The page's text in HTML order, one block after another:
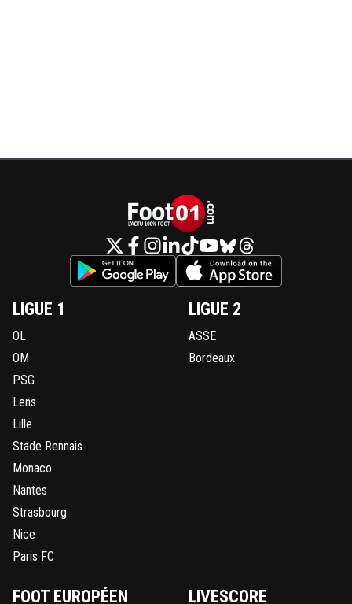
LIGUE 1
OL
OM
PSG
Lens
Lille
Stade Rennais
Monaco
Nantes
Strasbourg
Nice
Paris FC
LIGUE 2
ASSE
Bordeaux
FOOT EUROPÉEN LIVESCORE